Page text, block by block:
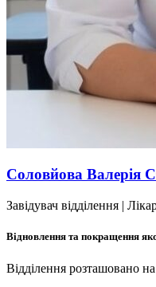
Соловйова Валерія
Завідувач відділення |
Відновлення та покращення
Відділення розташовано на